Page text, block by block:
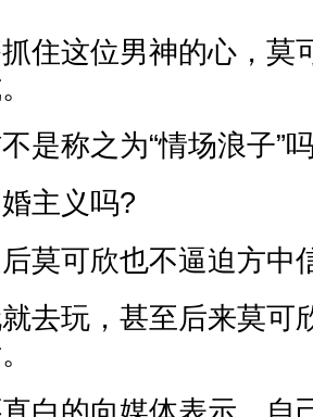
这位男神的心，莫
称之为“情场浪子”
主义吗?
可欣也不逼迫方中
玩，甚至后来莫可